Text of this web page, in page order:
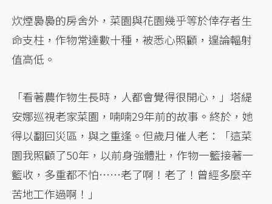
炊煙裊裊的房舍外，菜園與花園幾乎等於倖存者生
命支柱，作物常達數十種，被悉心照顧，遑論輻射
值高低。
「看著農作物生長時，人都會覺得很開心，」塔緹
安娜巡視老家菜園，喃喃29年前的故事。終於，她
得以翻回災區，與之重逢。但歲月催人老：「這菜
園我照顧了50年，以前身強體壯，作物一籃接著一
籃收，多重都不怕……老了啊！老了！曾經多麼辛
苦地工作過啊！」